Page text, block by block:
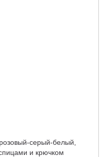
серый-белый,
и крючком